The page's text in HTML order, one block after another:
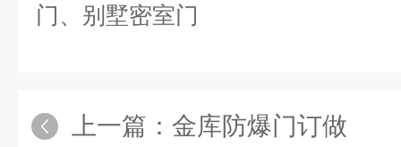
门 、 别墅密室门
上一篇： 金库防爆门订做